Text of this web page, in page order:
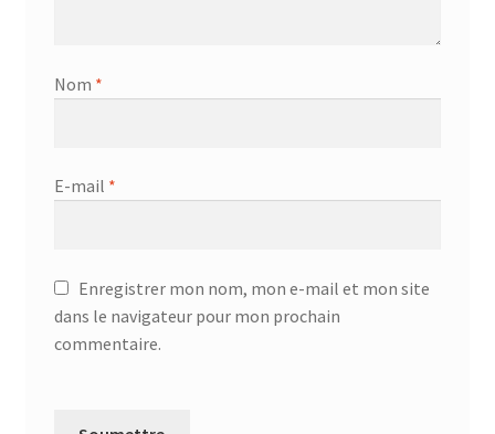
Nom *
E-mail *
Enregistrer mon nom, mon e-mail et mon site
dans le navigateur pour mon prochain
commentaire.